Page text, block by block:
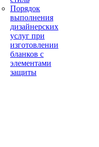
Порядок
выполнения
дизайнерских
услуг при
изготовлении
бланков с
элементами
защиты